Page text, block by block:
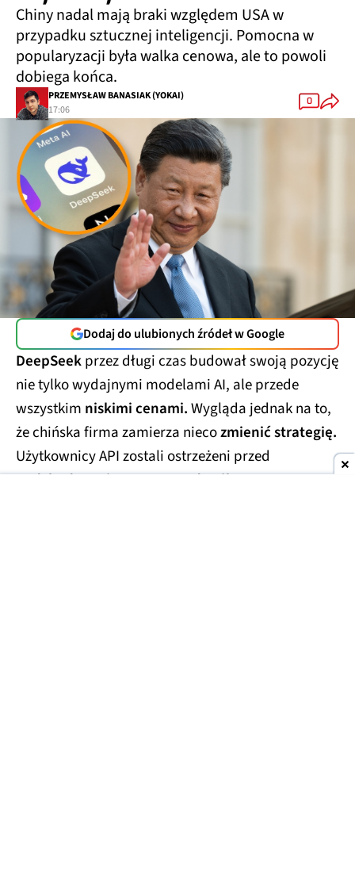
Chiny nadal mają braki względem USA w
przypadku sztucznej inteligencji. Pomocna w
popularyzacji była walka cenowa, ale to powoli
dobiega końca.
PRZEMYSŁAW BANASIAK (YOKAI)
17:06
0
Dodaj do ulubionych źródeł w Google
DeepSeekprzez długi czas budował swoją pozycję
nie tylko wydajnymi modelami AI, ale przede
wszystkim niskimi cenami.Wygląda jednak na to,
że chińska firma zamierza niecozmienić strategię.
Użytkownicy API zostali ostrzeżeni przed
nadchodzącą i znaczącą podwyżką cen.